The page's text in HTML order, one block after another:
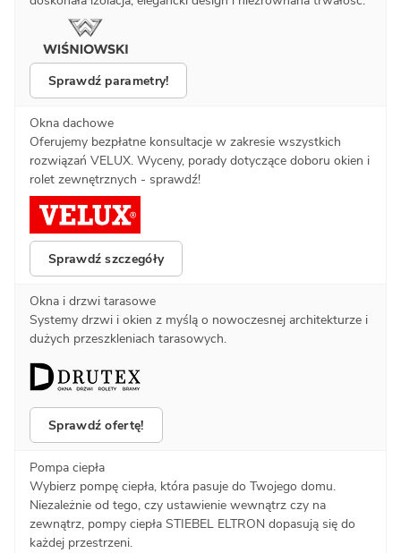
Sprawdź parametry!
Okna dachowe
Oferujemy bezpłatne konsultacje w zakresie wszystkich
rozwiązań VELUX. Wyceny, porady dotyczące doboru okien i
rolet zewnętrznych - sprawdź!
Sprawdź szczegóły
Okna i drzwi tarasowe
Systemy drzwi i okien z myślą o nowoczesnej architekturze i
dużych przeszkleniach tarasowych.
Sprawdź ofertę!
Pompa ciepła
Wybierz pompę ciepła, która pasuje do Twojego domu.
Niezależnie od tego, czy ustawienie wewnątrz czy na
zewnątrz, pompy ciepła STIEBEL ELTRON dopasują się do
każdej przestrzeni.